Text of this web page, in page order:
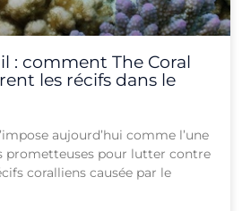
: comment The Coral
les récifs dans le
aujourd’hui comme l’une
prometteuses pour lutter contre
coralliens causée par le